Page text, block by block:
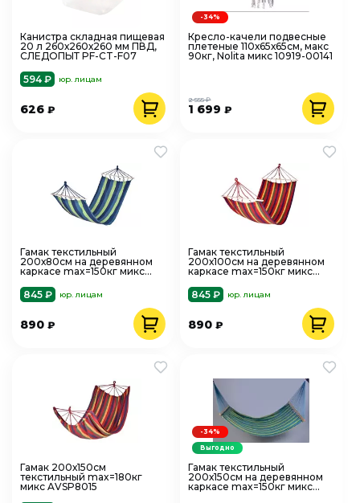
Канистра складная пищевая
20 л 260х260х260 мм ПВД,
СЛЕДОПЫТ PF-CT-F07
594 ₽
юр. лицам
626 ₽
Кресло-качели подвесные
плетеные 110х65х65см, макс
90кг, Nolita микс 10919-00141
1 699₽
2 555 ₽
-34%
Гамак текстильный
200х80см на деревянном
каркасе max=150кг микс
845 ₽
юр. лицам
890 ₽
Гамак текстильный
200х100см на деревянном
каркасе max=150кг микс
845 ₽
юр. лицам
890₽
Гамак 200х150см
текстильный max=180кг
микс AVSP8015
Гамак текстильный
200х150см на деревянном
каркасе max=150кг микс
-34%
Выгодно